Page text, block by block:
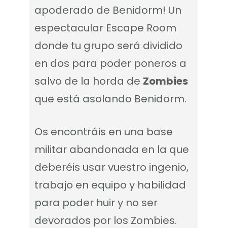
apoderado de Benidorm! Un
espectacular Escape Room
donde tu grupo será dividido
en dos para poder poneros a
salvo de la horda de Zombies
que está asolando Benidorm.
Os encontráis en una base
militar abandonada en la que
deberéis usar vuestro ingenio,
trabajo en equipo y habilidad
para poder huir y no ser
devorados por los Zombies.